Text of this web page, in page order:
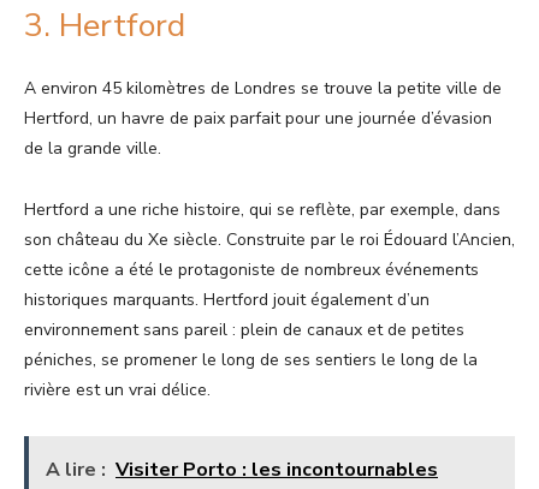
3. Hertford
A environ 45 kilomètres de Londres se trouve la petite ville de
Hertford, un havre de paix parfait pour une journée d’évasion
de la grande ville.
Hertford a une riche histoire, qui se reflète, par exemple, dans
son château du Xe siècle. Construite par le roi Édouard l’Ancien,
cette icône a été le protagoniste de nombreux événements
historiques marquants. Hertford jouit également d’un
environnement sans pareil : plein de canaux et de petites
péniches, se promener le long de ses sentiers le long de la
rivière est un vrai délice.
A lire : Visiter Porto : les incontournables